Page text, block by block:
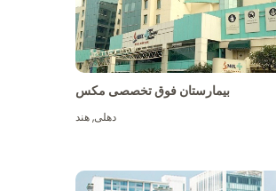
بیمارستان فوق تخصصی مکس
دهلی,هند